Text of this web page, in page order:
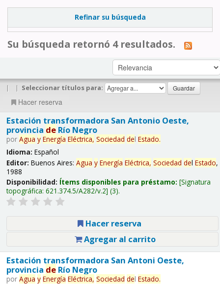
Refinar su búsqueda
Su búsqueda retornó 4 resultados.
| | Seleccionar títulos para:
Hacer reserva
Estación transformadora San Antonio Oeste,
provincia deRío Negro
por Agua y Energía Eléctrica, Sociedad del Estado.
Idioma: Español
Editor: Buenos Aires: Agua y Energía Eléctrica, Sociedad del Estado,
1988
Disponibilidad: Ítems disponibles para préstamo: Signatura
topográfica: 621.374.5/A282/v.2 (3).
Hacer reserva
Agregar al carrito
Estación transformadora San Antoni Oeste,
provincia deRío Negro
por Agua y Energía Eléctrica, Sociedad del Estado.